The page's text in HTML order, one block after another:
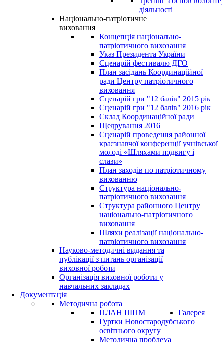
діяльності
Національно-патріотичне
виховання
Концепція національно-
патріотичного виховання
Указ Президента України
Сценарій фестивалю ДГО
План засідань Координаційної
ради Центру патріотичного
виховання
Сценарій гри "12 балів" 2015 рік
Сценарій гри "12 балів" 2016 рік
Склад Координаційної ради
Щедрування 2016
Сценарій проведення районної
краєзнавчої конференції учнівської
молоді «Шляхами подвигу і
слави»
План заходів по патріотичному
вихованню
Структура національно-
патріотичного виховання
Структура районного Центру
національно-патріотичного
виховання
Шляхи реалізації національно-
патріотичного виховання
Науково-методичні видання та
публікації з питань організації
виховної роботи
Організація виховної роботи у
навчальних закладах
Документація
Методична робота
ПЛАН ШПМ
Гуртки Новостародубського
освітнього округу
Методична проблема
Галерея